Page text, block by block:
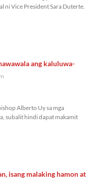
ni Vice President Sara Duterte.
ang kaluluwa-
Alberto Uy sa mga
subalit hindi dapat makamit
isang malaking hamon at